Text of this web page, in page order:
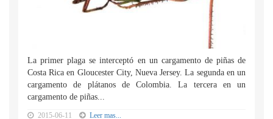
La primer plaga se interceptó en un cargamento de piñas de
Costa Rica en Gloucester City, Nueva Jersey. La segunda en un
cargamento de plátanos de Colombia. La tercera en un
cargamento de piñas...
2015-06-11 Leer mas...